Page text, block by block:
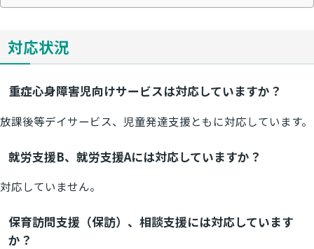
対応状況
重症心身障害児向けサービスは対応していますか？
放課後等デイサービス、児童発達支援ともに対応しています。
就労支援B、就労支援Aには対応していますか？
対応していません。
保育訪問支援（保訪）、相談支援には対応しています
か？